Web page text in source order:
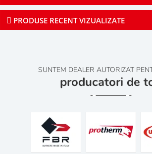
PRODUSE RECENT VIZUALIZATE
SUNTEM DEALER AUTORIZAT
producatori de